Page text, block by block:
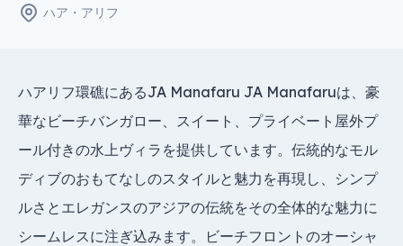
ハア・アリフ
ハアリフ環礁にあるJA Manafaru JA Manafaruは、豪
華なビーチバンガロー、スイート、プライベート屋外プ
ール付きの水上ヴィラを提供しています。伝統的なモル
ディブのおもてなしのスタイルと魅力を再現し、シンプ
ルさとエレガンスのアジアの伝統をその全体的な魅力に
シームレスに注ぎ込みます。ビーチフロントのオーシャ